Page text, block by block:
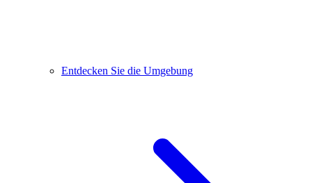
Entdecken Sie die Umgebung